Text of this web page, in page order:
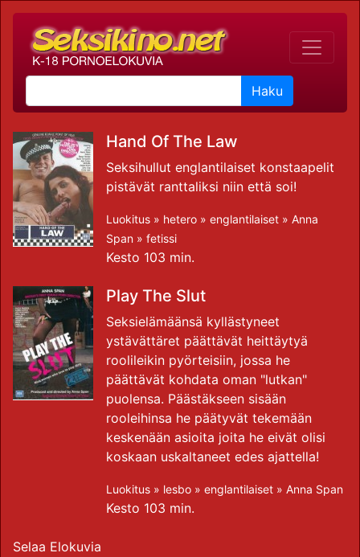
Haku
Hand Of The Law
Seksihullut englantilaiset konstaapelit
pistävät ranttaliksi niin että soi!
Luokitus » hetero » englantilaiset » Anna
Span » fetissi
Kesto 103 min.
Play The Slut
Seksielämäänsä kyllästyneet
ystävättäret päättävät heittäytyä
roolileikin pyörteisiin, jossa he
päättävät kohdata oman "lutkan"
puolensa. Päästäkseen sisään
rooleihinsa he päätyvät tekemään
keskenään asioita joita he eivät olisi
koskaan uskaltaneet edes ajattella!
Luokitus » lesbo » englantilaiset » Anna Span
Kesto 103 min.
Selaa Elokuvia